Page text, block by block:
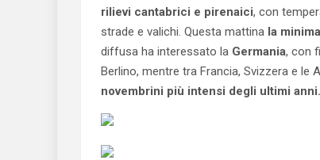
rilievi cantabrici e pirenaici, con
strade e valichi. Questa mattina la
diffusa ha interessato la Germania, con
Berlino, mentre tra Francia, Svizzera e
novembrini più intensi degli ultimi anni.